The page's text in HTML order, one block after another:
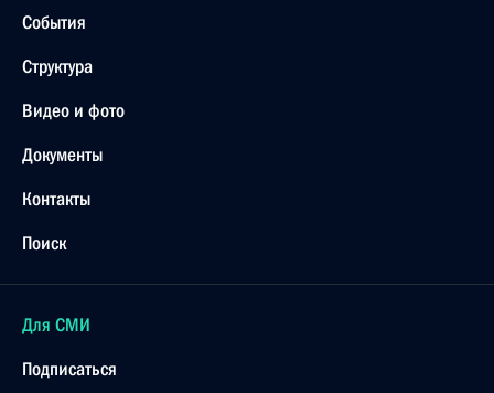
События
Структура
Видео и фото
Документы
Контакты
Поиск
Для СМИ
Подписаться